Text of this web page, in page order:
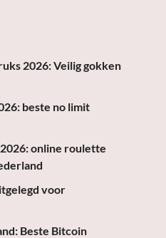
2026: Veilig gokken
beste no limit
online roulette
voor
Beste Bitcoin